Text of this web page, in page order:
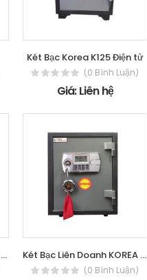
Két Bạc Korea K125 Điện tử
(0 Bình Luận)
Giá: Liên hệ
Két Bạc Liên Doanh KOREA 40 - Cơ Két Bạc Liên Doanh KOREA 40 - Điện tử
(0 Bình Luận)